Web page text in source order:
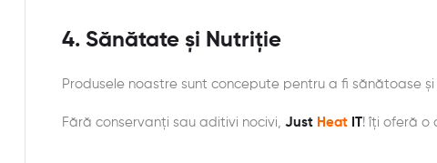
4. Sănătate și Nutriție
Produsele noastre sunt concepute pentru a fi sănătoase
Fără conservanți sau aditivi nocivi, Just Heat IT! îți oferă o